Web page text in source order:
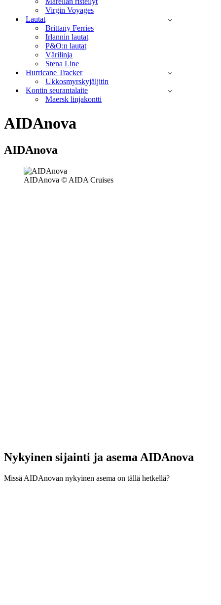
Virgin Voyages
Lautat
Brittany Ferries
Irlannin lautat
P&O:n lautat
Värilinja
Stena Line
Hurricane Tracker
Ukkosmyrskyjäljitin
Kontin seurantalaite
Maersk linjakontti
AIDAnova
AIDAnova
AIDAnova © AIDA Cruises
Nykyinen sijainti ja asema AIDAnova
Missä AIDAnovan nykyinen asema on tällä hetkellä?